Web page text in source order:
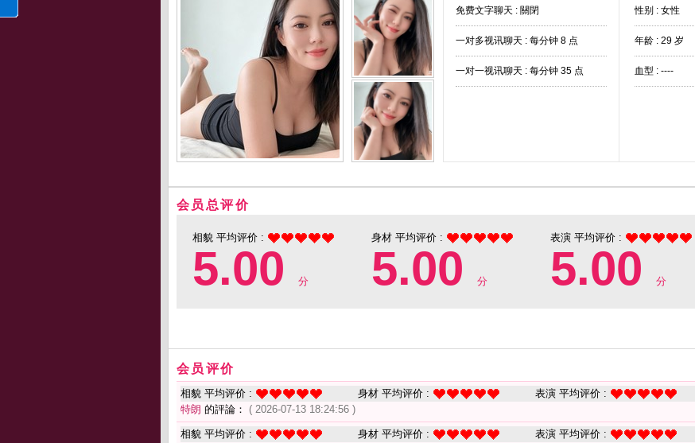
免费文字聊天 : 關閉
一对多视讯聊天 : 每分钟 8 点
一对一视讯聊天 : 每分钟 35 点
性别 : 女性
年龄 : 29 岁
血型 : ----
会员总评价
相貌 平均评价 :
5.00 分
身材 平均评价 :
5.00 分
表演 平均评价 :
5.00 分
会员评价
相貌 平均评价 : 身材 平均评价 : 表演 平均评价 :
特朗 的評論： ( 2026-07-13 18:24:56 )
相貌 平均评价 : 身材 平均评价 : 表演 平均评价 :